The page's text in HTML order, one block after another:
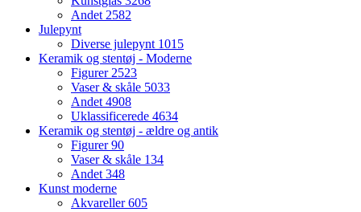
Andet 2582
Julepynt
Diverse julepynt 1015
Keramik og stentøj - Moderne
Figurer 2523
Vaser & skåle 5033
Andet 4908
Uklassificerede 4634
Keramik og stentøj - ældre og antik
Figurer90
Vaser & skåle 134
Andet 348
Kunst moderne
Akvareller605